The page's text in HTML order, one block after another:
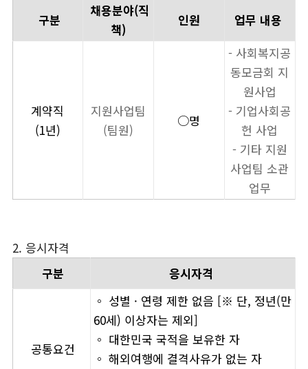
구분
채용분야(직
책)
인원 업무 내용
계약직
(1년)
지원사업팀
(팀원)
○명
- 사회복지공
동모금회 지
원사업
- 기업사회공
헌 사업
- 기타 지원
사업팀 소관
업무
2. 응시자격
구분
응시자격
공통요건
◦ 성별 · 연령 제한 없음 [※ 단, 정년(만
60세) 이상자는 제외]
◦ 대한민국 국적을 보유한 자
◦ 해외여행에 결격사유가 없는 자